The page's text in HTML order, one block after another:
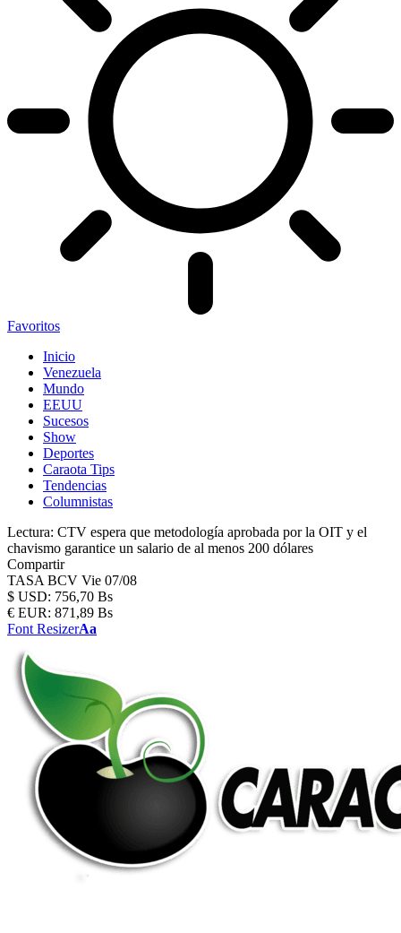
Favoritos
Inicio
Venezuela
Mundo
EEUU
Sucesos
Show
Deportes
Caraota Tips
Tendencias
Columnistas
Lectura: CTV espera que metodología aprobada por la OIT y el
chavismo garantice un salario de al menos 200 dólares
Compartir
TASA BCV Vie 07/08
$ USD: 756,70 Bs
€ EUR: 871,89 Bs
Font ResizerAa